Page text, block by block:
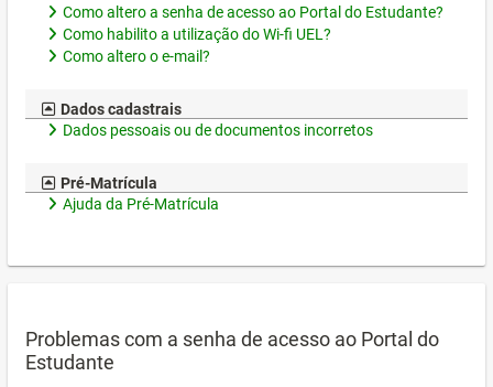
Como altero a senha de acesso ao Portal do Estudante?
Como habilito a utilização do Wi-fi UEL?
Como altero o e-mail?
Dados cadastrais
Dados pessoais ou de documentos incorretos
Pré-Matrícula
Ajuda da Pré-Matrícula
Problemas com a senha de acesso ao Portal do
Estudante